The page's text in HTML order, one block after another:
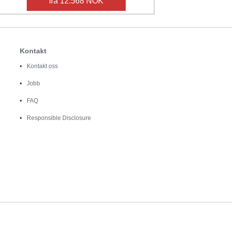
Kontakt
Kontakt oss
Jobb
FAQ
Responsible Disclosure